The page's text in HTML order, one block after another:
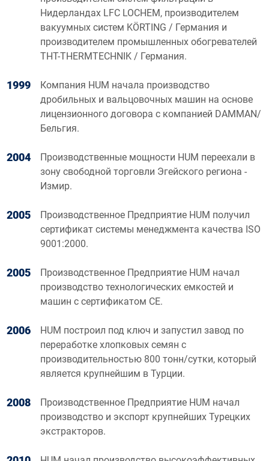
Нидерландах LFC LOCHEM, производителем
вакуумных систем KÖRTING / Германия и
производителем промышленных обогревателей
THT-THERMTECHNIK / Германия.
1999
Компания HUM начала производство
дробильных и вальцовочных машин на основе
лицензионного договора с компанией DAMMAN/
Бельгия.
2004
Производственные мощности HUM переехали в
зону свободной торговли Эгейского региона -
Измир.
2005
Производственное Предприятие HUM получил
сертификат системы менеджмента качества ISO
9001:2000.
2005
Производственное Предприятие HUM начал
производство технологических емкостей и
машин с сертификатом CE.
2006
HUM построил под ключ и запустил завод по
переработке хлопковых семян с
производительностью 800 тонн/сутки, который
является крупнейшим в Турции.
2008
Производственное Предприятие HUM начал
производство и экспорт крупнейших Турецких
экстракторов.